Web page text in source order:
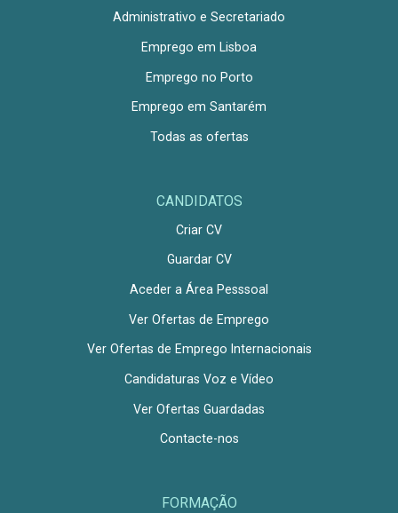
Administrativo e Secretariado
Emprego em Lisboa
Emprego no Porto
Emprego em Santarém
Todas as ofertas
CANDIDATOS
Criar CV
Guardar CV
Aceder a Área Pesssoal
Ver Ofertas de Emprego
Ver Ofertas de Emprego Internacionais
Candidaturas Voz e Vídeo
Ver Ofertas Guardadas
Contacte-nos
FORMAÇÃO